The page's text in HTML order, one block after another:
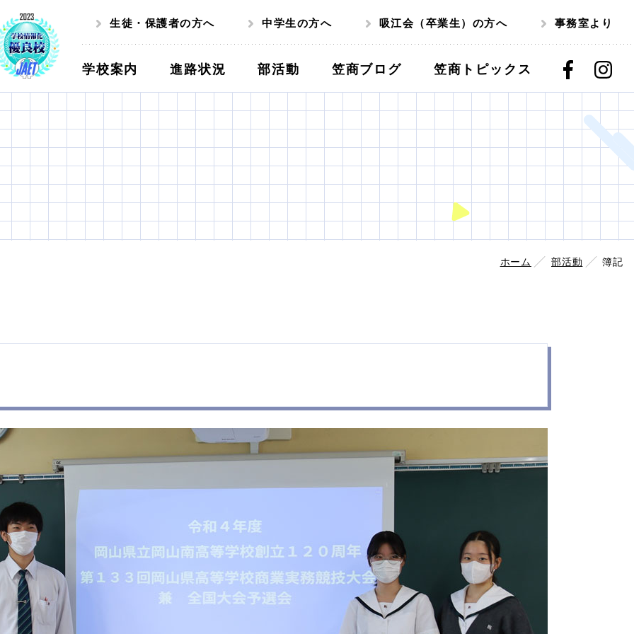
生徒・保護者の方へ 中学生の方へ 吸江会（卒業生）の方へ 事務室より
学校案内 進路状況 部活動 笠商ブログ 笠商トピックス
ホーム 部活動 簿記